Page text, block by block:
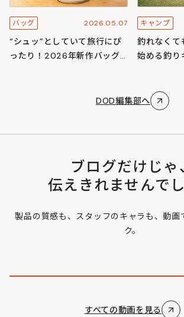
バッグ 2026.05.07
“シュッ”としていて旅行にぴ
ったり！2026年新作バッグ
キャンプ
釣れなくて
始める釣り
DOD編集部へ
ブログだけじゃ
伝えきれませんでし
製品の質感も、スタッフのキャラも、動画
ク。
すべての動画を見る